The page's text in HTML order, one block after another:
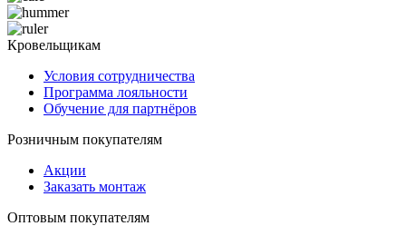
Кровельщикам
Условия сотрудничества
Программа лояльности
Обучение для партнёров
Розничным покупателям
Акции
Заказать монтаж
Оптовым покупателям